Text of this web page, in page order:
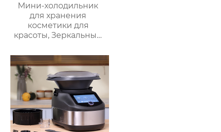
Мини-холодильник
для хранения
косметики для
красоты, Зеркальный
Фруктовый напиток,
грудное молоко,
автомобильный мини-
холодильник